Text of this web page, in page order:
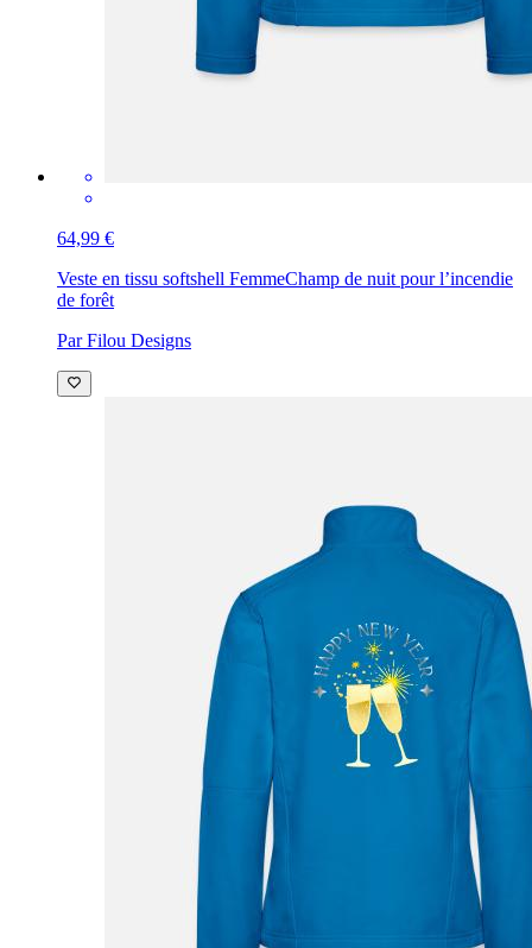
64,99 €
Veste en tissu softshell FemmeChamp de nuit pour l’incendie
de forêt
Par Filou Designs